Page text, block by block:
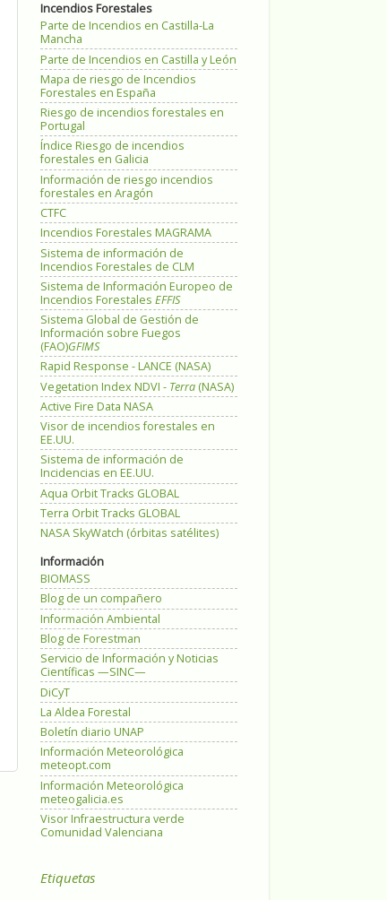
Incendios Forestales
Parte de Incendios en Castilla-La
Mancha
Parte de Incendios en Castilla y León
Mapa de riesgo de Incendios
Forestales en España
Riesgo de incendios forestales en
Portugal
Índice Riesgo de incendios
forestales en Galicia
Información de riesgo incendios
forestales en Aragón
CTFC
Incendios Forestales MAGRAMA
Sistema de información de
Incendios Forestales de CLM
Sistema de Información Europeo de
Incendios Forestales EFFIS
Sistema Global de Gestión de
Información sobre Fuegos
(FAO)GFIMS
Rapid Response - LANCE (NASA)
Vegetation Index NDVI - Terra (NASA)
Active Fire Data NASA
Visor de incendios forestales en
EE.UU.
Sistema de información de
Incidencias en EE.UU.
Aqua Orbit Tracks GLOBAL
Terra Orbit Tracks GLOBAL
NASA SkyWatch (órbitas satélites)
Información
BIOMASS
Blog de un compañero
Información Ambiental
Blog de Forestman
Servicio de Información y Noticias
Científicas —SINC—
DiCyT
La Aldea Forestal
Boletín diario UNAP
Información Meteorológica
meteopt.com
Información Meteorológica
meteogalicia.es
Visor Infraestructura verde
Comunidad Valenciana
Etiquetas